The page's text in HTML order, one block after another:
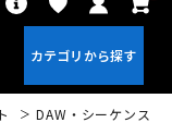
DAW・シーケンス